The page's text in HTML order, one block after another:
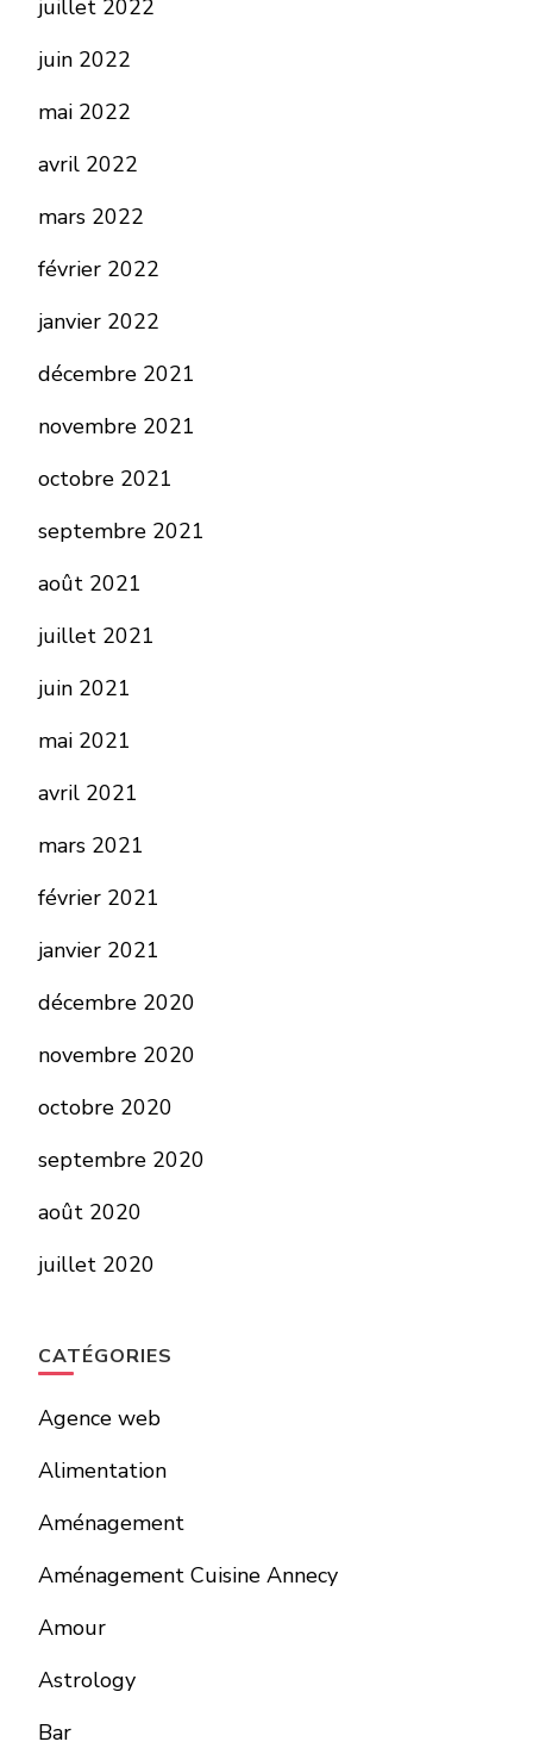
juillet 2022
juin 2022
mai 2022
avril 2022
mars 2022
février 2022
janvier 2022
décembre 2021
novembre 2021
octobre 2021
septembre 2021
août 2021
juillet 2021
juin 2021
mai 2021
avril 2021
mars 2021
février 2021
janvier 2021
décembre 2020
novembre 2020
octobre 2020
septembre 2020
août 2020
juillet 2020
CATÉGORIES
Agence web
Alimentation
Aménagement
Aménagement Cuisine Annecy
Amour
Astrology
Bar